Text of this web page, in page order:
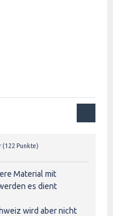
(122 Punkte)
Material mit
es dient
wird aber nicht